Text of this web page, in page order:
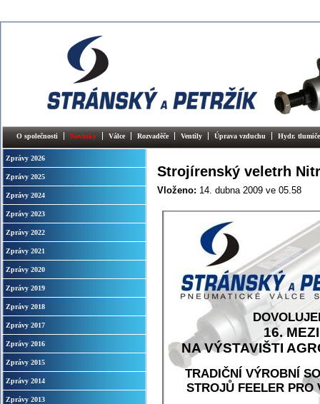
O společnosti Novinky Válce Rozvaděče Ventily Úprava vzduchu Hydr.
Zprávy 2026
Zprávy 2025
Zprávy 2024
Zprávy 2023
Zprávy 2022
Zprávy 2021
Zprávy 2020
Zprávy 2019
Zprávy 2018
Zprávy 2017
Zprávy 2016
Zprávy 2015
Zprávy 2014
Zprávy 2013
Strojírenský veletrh
Vloženo: 14. dubna 2009 ve 05.58
16.
NA VÝSTAVIŠTI
TRADIČNÍ VÝROBNÍ
STROJŮ FEELER PRO